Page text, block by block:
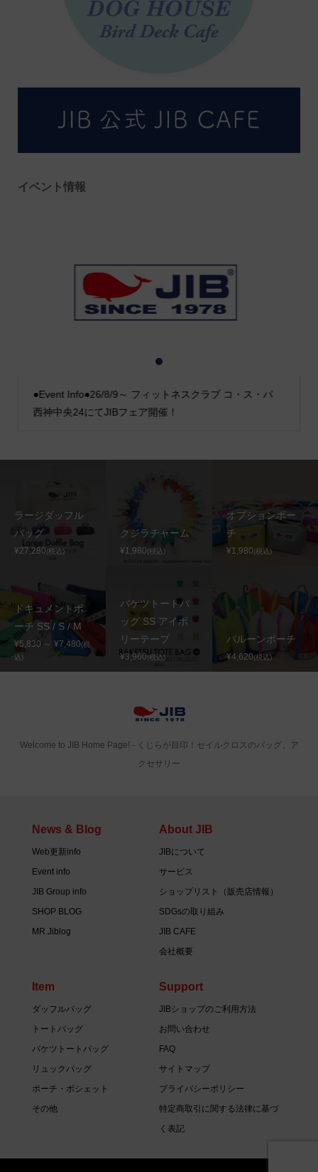
イベント情報
●Event Info●26/8/9～ フィットネスクラブ コ・ス・パ
西神中央24にてJIBフェア開催！
2
ラージダッフル
バッグ
¥27,280(税込)
クジラチャーム
¥1,980(税込)
オプションポー
チ
¥1,980(税込)
ドキュメントポ
ーチ SS / S / M
¥5,830 ～ ¥7,480(税
込)
バケツトートバ
ッグ SS アイボ
リーテープ
¥3,960(税込)
バルーンポーチ
¥4,620(税込)
Welcome to JIB Home Page! ‐ くじらが目印！セイルクロスのバッグ、ア
クセサリー
News & Blog
Web更新info
Event info
JIB Group info
SHOP BLOG
MR.Jiblog
About JIB
JIBについて
サービス
ショップリスト（販売店情報）
SDGsの取り組み
JIB CAFE
会社概要
Item
ダッフルバッグ
トートバッグ
バケツトートバッグ
リュックバッグ
ポーチ・ポシェット
その他
Support
JIBショップのご利用方法
お問い合わせ
FAQ
サイトマップ
プライバシーポリシー
特定商取引に関する法律に基づ
く表記